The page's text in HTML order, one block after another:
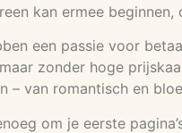
kan ermee
een passie voor
zonder hoge
– van romantisch en
om je eerste